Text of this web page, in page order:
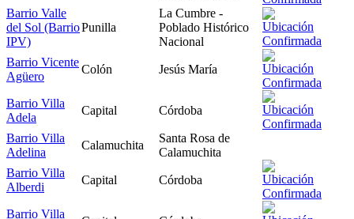
Barrio Valle
del Sol (Barrio
IPV)
Punilla
La Cumbre -
Poblado Histórico
Nacional
Barrio Vicente
Agüero
Colón Jesús María
Barrio Villa
Adela
Capital Córdoba
Barrio Villa
Adelina
Calamuchita
Santa Rosa de
Calamuchita
Barrio Villa
Alberdi
Capital Córdoba
Barrio Villa